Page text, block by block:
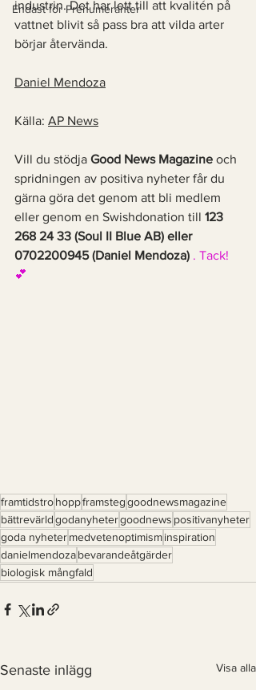
Endast för Prenumeranter
industrin. Det har lett till att kvalitén på
vattnet blivit så pass bra att vilda arter
börjar återvända.
Daniel Mendoza
Källa: AP News
Vill du stödja Good News Magazine och
spridningen av positiva nyheter får du
gärna göra det genom att bli medlem
eller genom en Swishdonation till 123
268 24 33 (Soul II Blue AB) eller
0702200945 (Daniel Mendoza) . Tack!
💕
framtidstrohoppframsteggoodnewsmagazine
bättrevärldgodanyhetergoodnews positivanyheter
goda nyhetermedvetenoptimisminspiration
danielmendozabevarandeåtgärder
biologisk mångfald
Senaste inlägg Visa alla